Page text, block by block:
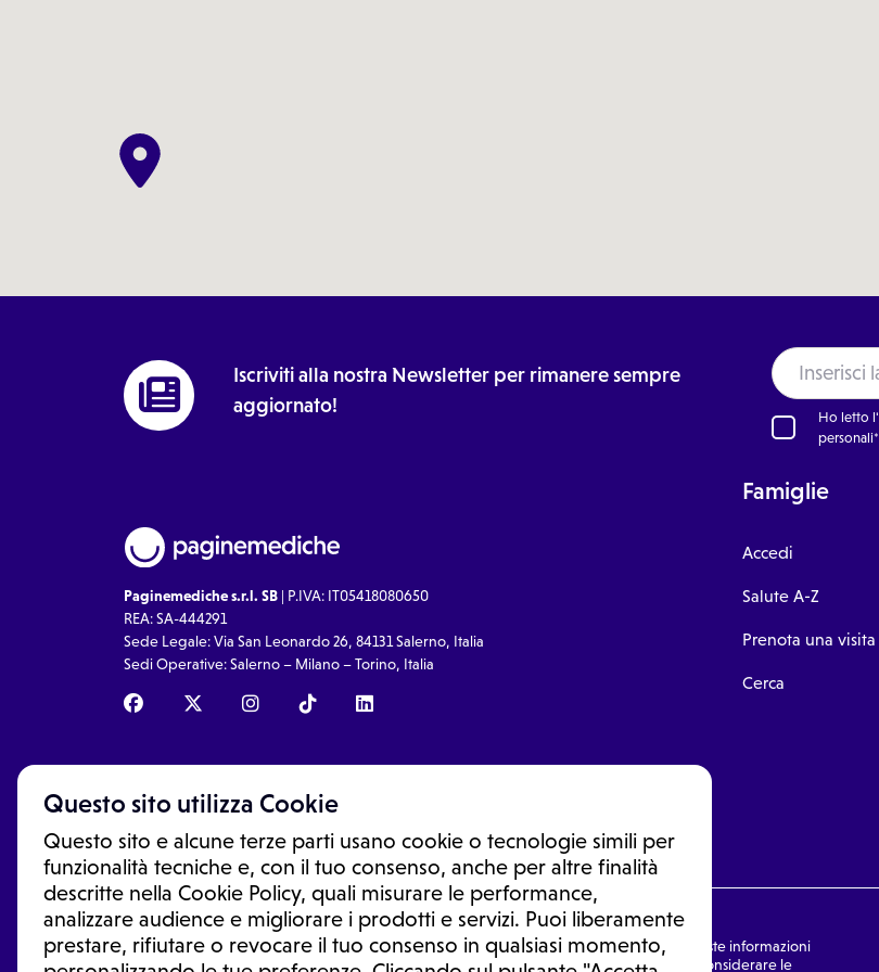
Questo sito utilizza Cookie
Questo sito e alcune terze parti usano cookie o tecnologie simili per
funzionalità tecniche e, con il tuo consenso, anche per altre finalità
descritte nella Cookie Policy, quali misurare le performance,
analizzare audience e migliorare i prodotti e servizi. Puoi liberamente
prestare, rifiutare o revocare il tuo consenso in qualsiasi momento,
Iscriviti alla nostra Newsletter per rimanere sempre
aggiornato!
Ho letto l'
personali*
Paginemediche s.r.l. SB | P.IVA: IT05418080650
REA: SA-444291
Sede Legale: Via San Leonardo 26, 84131 Salerno, Italia
Sedi Operative: Salerno – Milano – Torino, Italia
Famiglie
Accedi
Salute A-Z
Prenota una visita
Cerca
Le informazioni proposte in questo sito non sono un consulto medico. In nessun caso, queste informazioni
sostituiscono un consulto, una visita o una diagnosi formulata dal medico. Non si devono considerare le